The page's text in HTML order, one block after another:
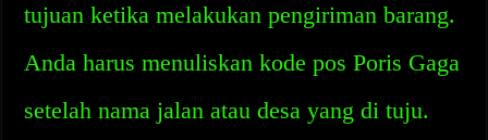
tujuan ketika melakukan pengiriman barang.
Anda harus menuliskan kode pos Poris Gaga
setelah nama jalan atau desa yang di tuju.